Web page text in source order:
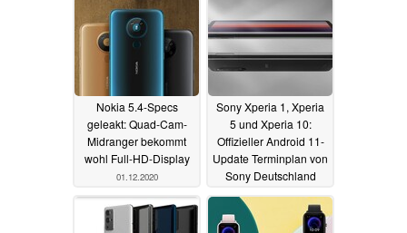
Nokia 5.4-Specs
geleakt: Quad-Cam-
Midranger bekommt
wohl Full-HD-Display
01.12.2020
Sony Xperia 1, Xperia
5 und Xperia 10:
Offizieller Android 11-
Update Terminplan von
Sony Deutschland
30.11.2020